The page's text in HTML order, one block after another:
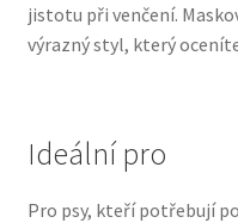
Royal Canin pro psy
Vodítka a obojky
jistotu při venčení.
výrazný styl, který
Ideální pro
Pro psy, kteří potřebují